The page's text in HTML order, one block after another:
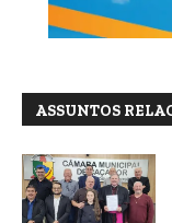
ASSUNTOS